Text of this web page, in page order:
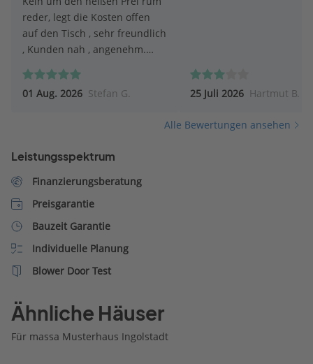
reder, legt die Kosten offen
auf den Tisch , sehr freundlich
, Kunden nah , angenehm.
01 Aug. 2026 Stefan G. 25 Juli 2026 Hartmut B.
Alle Bewertungen ansehen
Leistungsspektrum
Finanzierungsberatung
Preisgarantie
Bauzeit Garantie
Individuelle Planung
Blower Door Test
Ähnliche Häuser
Für massa Musterhaus Ingolstadt